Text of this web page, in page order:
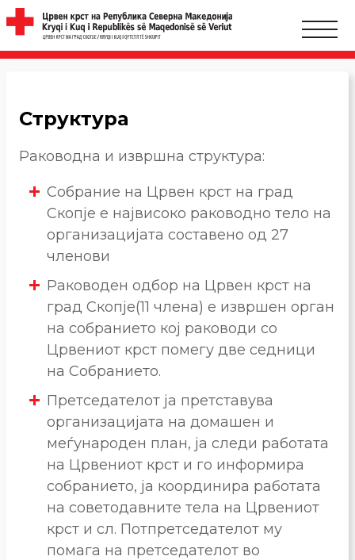
Структура
Раководна и извршна структура:
Собрание на Црвен крст на град
Скопје е највисоко раководно тело на
организацијата составено од 27
членови
Раководен одбор на Црвен крст на
град Скопје(11 члена) е извршен орган
на собранието кој раководи со
Црвениот крст помегу две седници
на Собранието.
Претседателот ја претставува
организацијата на домашен и
меѓународен план, ја следи работата
на Црвениот крст и го информира
собранието, ја координира работата
на советодавните тела на Црвениот
крст и сл. Потпретседателот му
помага на претседателот во